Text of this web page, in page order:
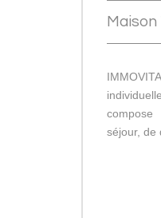
Maison
compose
séjour, de